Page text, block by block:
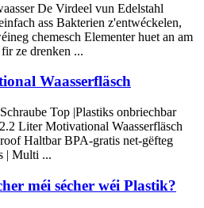
De Virdeel vun Edelstahl
ass Bakterien z'entwéckelen,
chemesch Elementer huet an am
fir ze drenken ...
Waasserfläsch
Top |Plastiks onbriechbar
Liter Motivational Waasserfläsch
Haltbar BPA-gratis net-gëfteg
| Multi ...
méi sécher wéi Plastik?